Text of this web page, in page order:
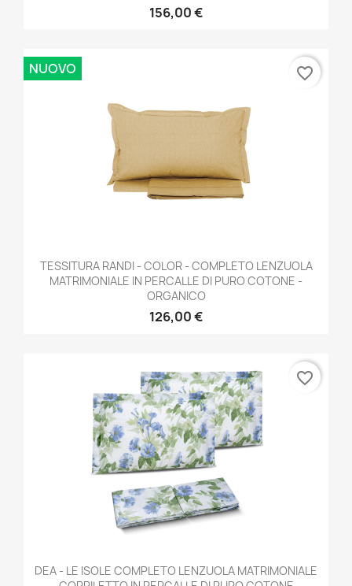
156,00 €
TESSITURA RANDI - COLOR - COMPLETO LENZUOLA
MATRIMONIALE IN PERCALLE DI PURO COTONE -
ORGANICO
126,00 €
NUOVO favorite_border
DEA - LE ISOLE COMPLETO LENZUOLA MATRIMONIALE
favorite_border